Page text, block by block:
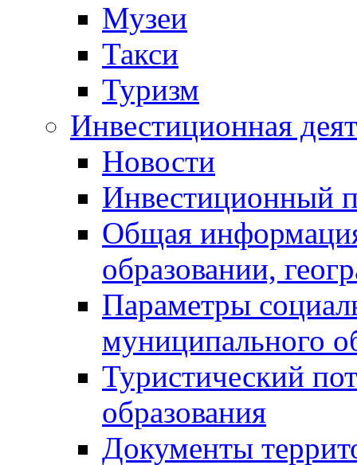
Музеи
Такси
Туризм
Инвестиционная
Новости
Инвестиционный
Общая
образовании,
Параметры
муниципального
Туристический
образования
Документы